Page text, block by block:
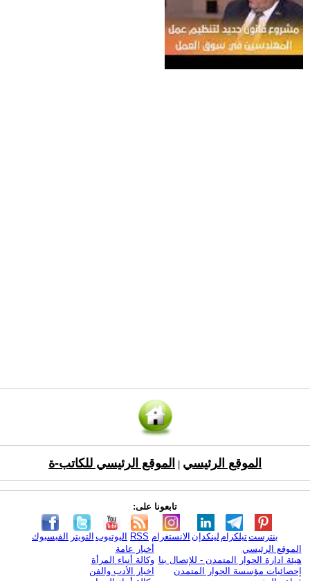
الموقع الرئيسي الموقع الرئيسي للكاتب-ة
تابعونا على:
الفيسبوك التويتر اليوتيوب RSS الانستغرام لينكدإن تيلكرامبنترست
الموقع الرئيسي
هيئة ادارة الحوار المتمدن - للإتصال بنا
إحصائيات مؤسسة الحوار المتمدن
أخبار عامة
وكالة أنباء المرأة
اخبار الأدب والفن